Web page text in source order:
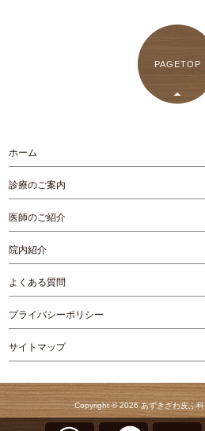
PAGETOP
ホーム
診療のご案内
医師のご紹介
院内紹介
よくある質問
プライバシーポリシー
サイトマップ
Copyright © 2026あずきざわ皮ふ科